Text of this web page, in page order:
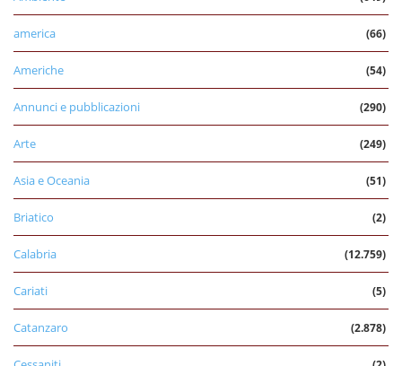
america (66)
Americhe (54)
Annunci e pubblicazioni (290)
Arte (249)
Asia e Oceania (51)
Briatico (2)
Calabria (12.759)
Cariati (5)
Catanzaro (2.878)